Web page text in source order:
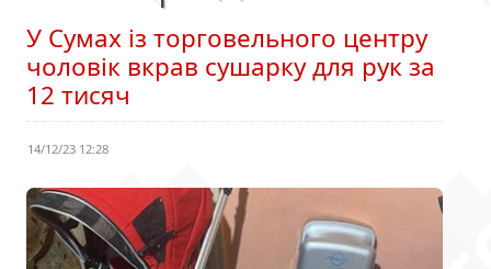
У Сумах із торговельного центру
чоловік вкрав сушарку для рук за
12 тисяч
14/12/23 12:28